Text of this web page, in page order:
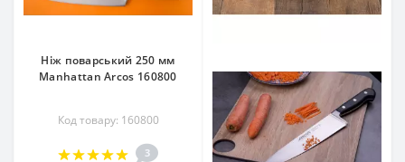
Ніж поварський 250 мм
Manhattan Arcos 160800
Код товару: 160800
3